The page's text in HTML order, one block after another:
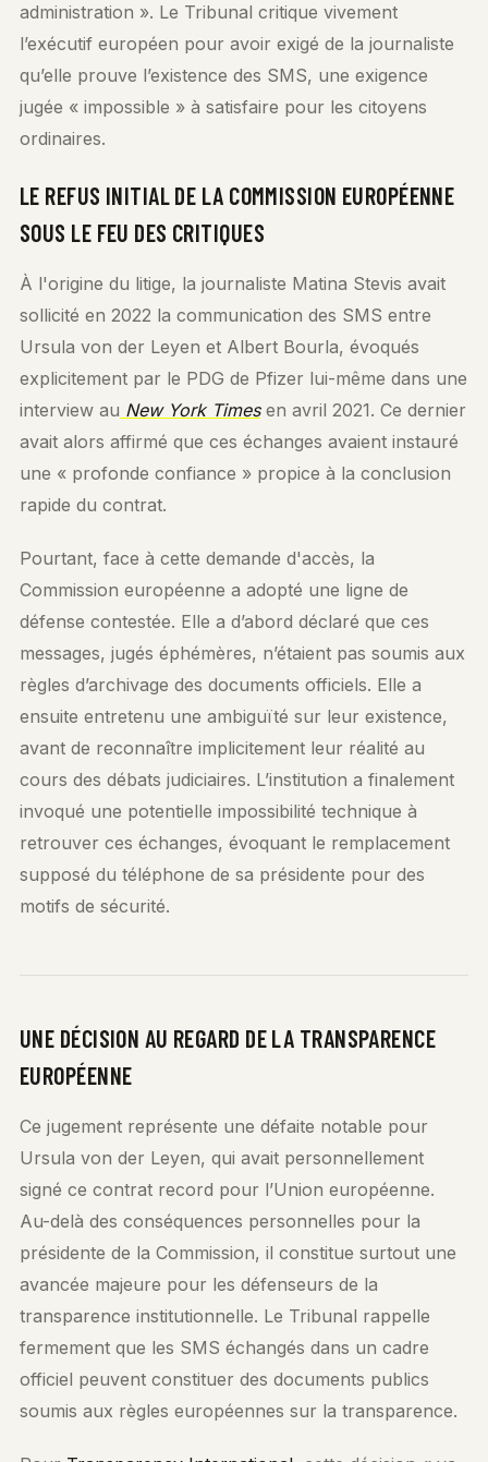
administration ». Le Tribunal critique vivement
l’exécutif européen pour avoir exigé de la journaliste
qu’elle prouve l’existence des SMS, une exigence
jugée « impossible » à satisfaire pour les citoyens
ordinaires.
LE REFUS INITIAL DE LA COMMISSION EUROPÉENNE
SOUS LE FEU DES CRITIQUES
À l'origine du litige, la journaliste Matina Stevis avait
sollicité en 2022 la communication des SMS entre
Ursula von der Leyen et Albert Bourla, évoqués
explicitement par le PDG de Pfizer lui-même dans une
interview au New York Timesen avril 2021. Ce dernier
avait alors affirmé que ces échanges avaient instauré
une « profonde confiance » propice à la conclusion
rapide du contrat.
Pourtant, face à cette demande d'accès, la
Commission européenne a adopté une ligne de
défense contestée. Elle a d’abord déclaré que ces
messages, jugés éphémères, n’étaient pas soumis aux
règles d’archivage des documents officiels. Elle a
ensuite entretenu une ambiguïté sur leur existence,
avant de reconnaître implicitement leur réalité au
cours des débats judiciaires. L’institution a finalement
invoqué une potentielle impossibilité technique à
retrouver ces échanges, évoquant le remplacement
supposé du téléphone de sa présidente pour des
motifs de sécurité.
UNE DÉCISION AU REGARD DE LA TRANSPARENCE
EUROPÉENNE
Ce jugement représente une défaite notable pour
Ursula von der Leyen, qui avait personnellement
signé ce contrat record pour l’Union européenne.
Au-delà des conséquences personnelles pour la
présidente de la Commission, il constitue surtout une
avancée majeure pour les défenseurs de la
transparence institutionnelle. Le Tribunal rappelle
fermement que les SMS échangés dans un cadre
officiel peuvent constituer des documents publics
soumis aux règles européennes sur la transparence.